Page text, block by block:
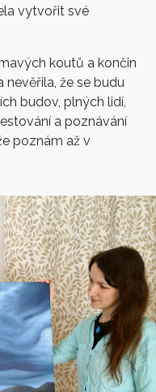
vytvořit své
koutů a končin
že se budu
budov, plných lidí,
a poznávání
poznám až v